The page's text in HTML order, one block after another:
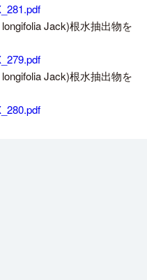
Jack)根水抽出物を
Jack)根水抽出物を